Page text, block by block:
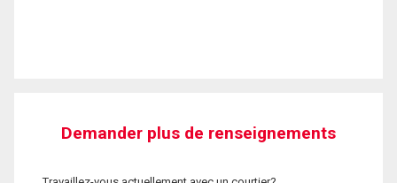
Demander plus de renseignements